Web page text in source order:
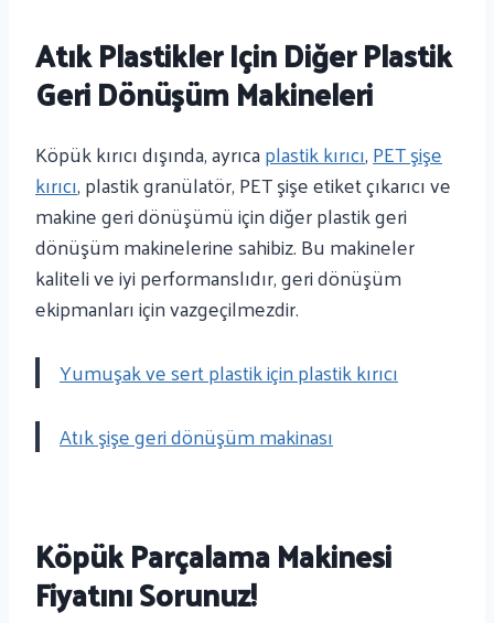
Atık Plastikler Için Diğer Plastik
Geri Dönüşüm Makineleri
Köpük kırıcı dışında, ayrıcaplastik kırıcı,PET şişe
kırıcı, plastik granülatör, PET şişe etiket çıkarıcı ve
makine geri dönüşümü için diğer plastik geri
dönüşüm makinelerine sahibiz. Bu makineler
kaliteli ve iyi performanslıdır, geri dönüşüm
ekipmanları için vazgeçilmezdir.
Yumuşak ve sert plastik için plastik kırıcı
Atık şişe geri dönüşüm makinası
Köpük Parçalama Makinesi
Fiyatını Sorunuz!